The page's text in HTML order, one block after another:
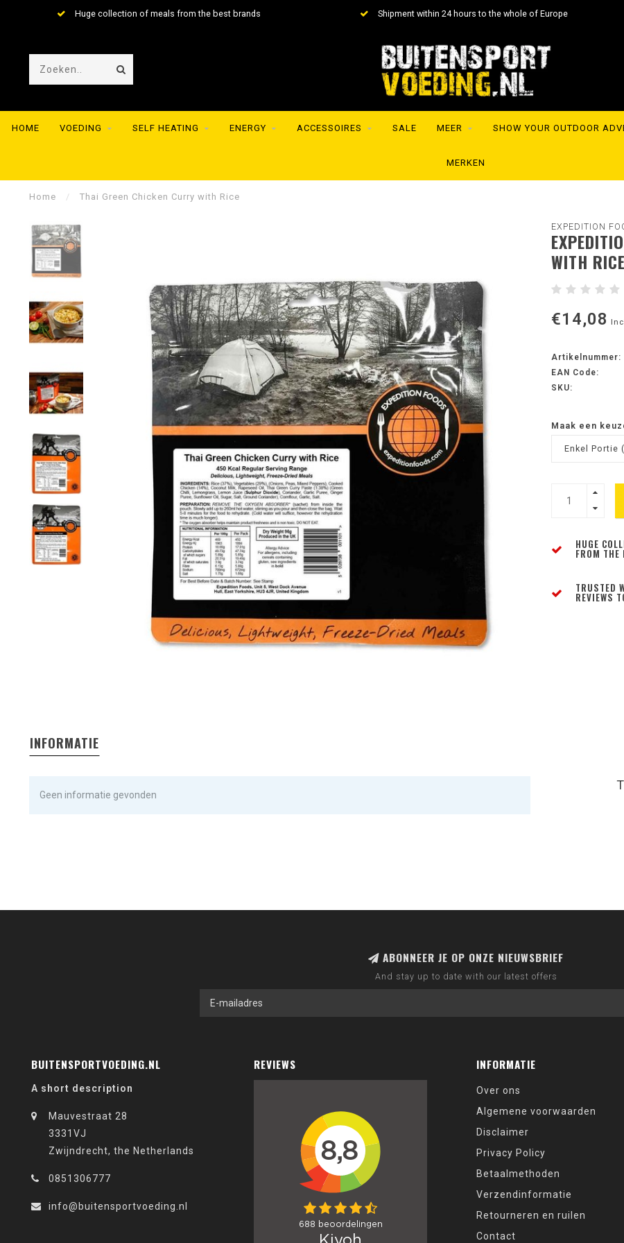
Huge collection of meals from the best brands Shipment within 24 hours to the whole of Europe
HOME VOEDING SELF HEATING ENERGY ACCESSOIRES SALE MEER SHOW YOUR OUTDOOR
MERKEN
Home / Thai Green Chicken Curry with Rice
EXPEDITION
WITH RICE
€14,08
Artikelnummer:
EAN Code:
SKU:
Maak een
Enkel Portie
HUGE
FROM
TRUSTED
REVIEWS
INFORMATIE
Geen informatie gevonden
ABONNEER JE OP ONZE NIEUWSBRIEF
And stay up to date with our latest offers
BUITENSPORTVOEDING.NL
A short description
Mauvestraat 28
3331VJ
Zwijndrecht, the Netherlands
0851306777
info@buitensportvoeding.nl
REVIEWS INFORMATIE
Over ons
Algemene voorwaarden
Disclaimer
Privacy Policy
Betaalmethoden
Verzendinformatie
Retourneren en ruilen
Contact